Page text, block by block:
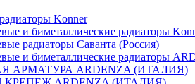
Konner
и биметаллические радиаторы
радиаторы Саванта (Россия)
и биметаллические радиаторы
АРМАТУРА ARDENZA (ИТАЛИЯ)